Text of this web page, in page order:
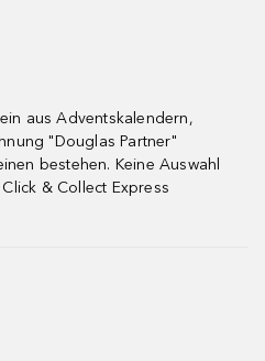
aus Adventskalendern,
"Douglas Partner"
bestehen. Keine Auswahl
& Collect Express